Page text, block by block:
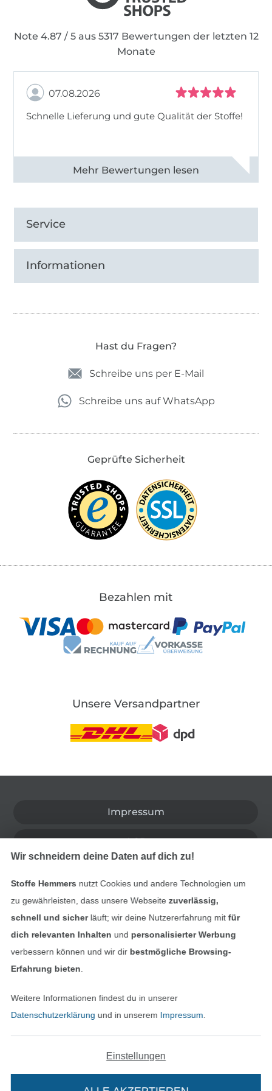
Note 4.87 / 5 aus 5317 Bewertungen der letzten 12
Monate
07.08.2026
Schnelle Lieferung und gute Qualität der Stoffe!
Alle 82990 Bewertungen ansehen
Service
Informationen
Hast du Fragen?
Schreibe uns per E-Mail
Schreibe uns auf WhatsApp
Geprüfte Sicherheit
Bezahlen mit
Unsere Versandpartner
Impressum
AGB
Widerrufsrecht
Kontakt
Bestellung widerrufen
Finde mehr Inspiration
Wir schneidern deine Daten auf dich zu!
Stoffe Hemmers nutzt Cookies und andere Technologien um
zu gewährleisten, dass unsere Webseite zuverlässig,
schnell und sicherläuft; wir deine Nutzererfahrung mitfür
dich relevanten Inhalten und personalisierter Werbung
verbessern können und wir dir bestmögliche Browsing-
Erfahrung bieten
Weitere Informationen findest du in unserer
Datenschutzerklärung und in unserem Impressum
Einstellungen